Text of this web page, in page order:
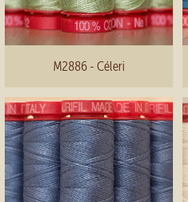
M2886 - Céleri